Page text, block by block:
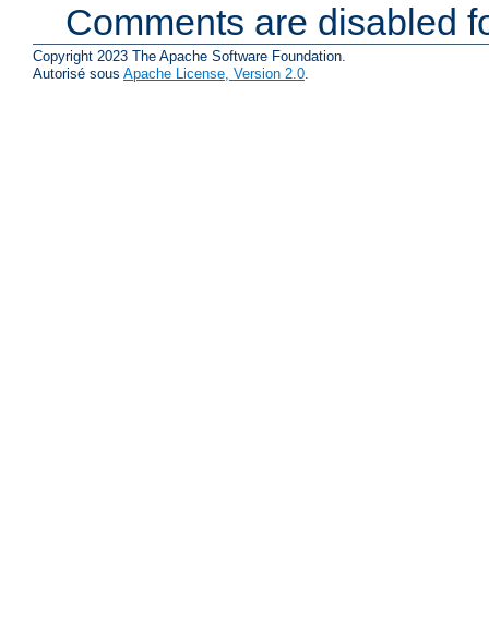
Comments are disabled
Copyright 2023 The Apache Software Foundation.
Autorisé sous Apache License, Version 2.0